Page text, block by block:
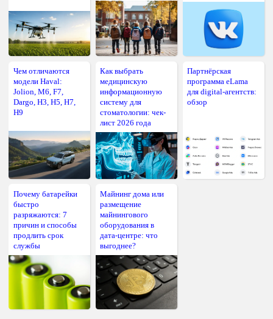
Чем отличаются
модели Haval:
Jolion, M6, F7,
Dargo, H3, H5, H7,
H9
Как выбрать
медицинскую
информационную
систему для
стоматологии: чек-
лист 2026 года
Партнёрская
программа eLama
для digital-агентств:
обзор
Почему батарейки
быстро
разряжаются: 7
причин и способы
продлить срок
службы
Майнинг дома или
размещение
майнингового
оборудования в
дата-центре: что
выгоднее?